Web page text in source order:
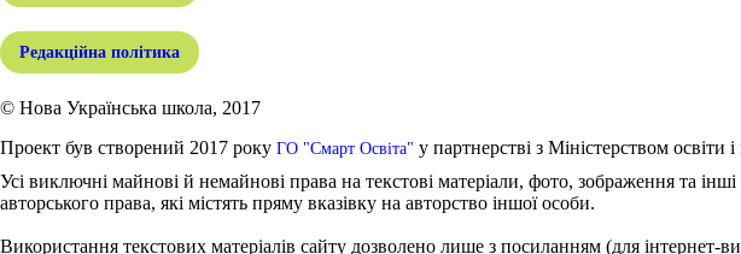
Редакційна політика
© Нова Українська школа, 2017
Проект був створений 2017 року ГО "Смарт Освіта" у партнерстві з Міністерством
Усі виключні майнові й немайнові права на текстові матеріали, фото, зображення та
авторського права, які містять пряму вказівку на авторство іншої особи.
Використання текстових матеріалів сайту дозволено лише з посиланням (для